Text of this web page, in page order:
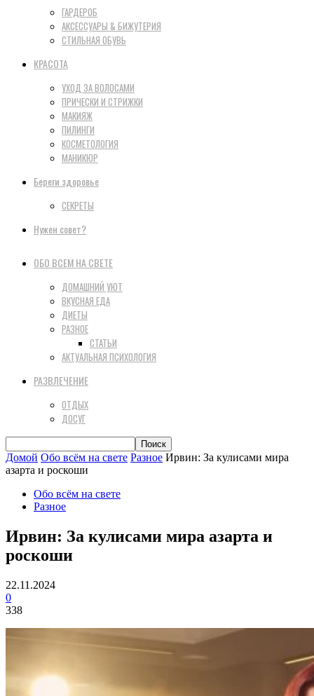
ГАРДЕРОБ
АКСЕССУАРЫ & БИЖУТЕРИЯ
СТИЛЬНАЯ ОБУВЬ
КРАСОТА
УХОД ЗА ВОЛОСАМИ
ПРИЧЕСКИ И СТРИЖКИ
МАКИЯЖ
ПИЛИНГИ
КОСМЕТОЛОГИЯ
МАНИКЮР
Береги здоровье
СЕКРЕТЫ
Нужен совет?
ОБО ВСЕМ НА СВЕТЕ
ДОМАШНИЙ УЮТ
ВКУСНАЯ ЕДА
ДИЕТЫ
РАЗНОЕ
СТАТЬИ
АКТУАЛЬНАЯ ПСИХОЛОГИЯ
РАЗВЛЕЧЕНИЕ
ОТДЫХ
ДОСУГ
Домой Обо всём на свете Разное Ирвин: За кулисами мира
азарта и роскоши
Обо всём на свете
Разное
Ирвин: За кулисами мира азарта и
роскоши
22.11.2024
0
338